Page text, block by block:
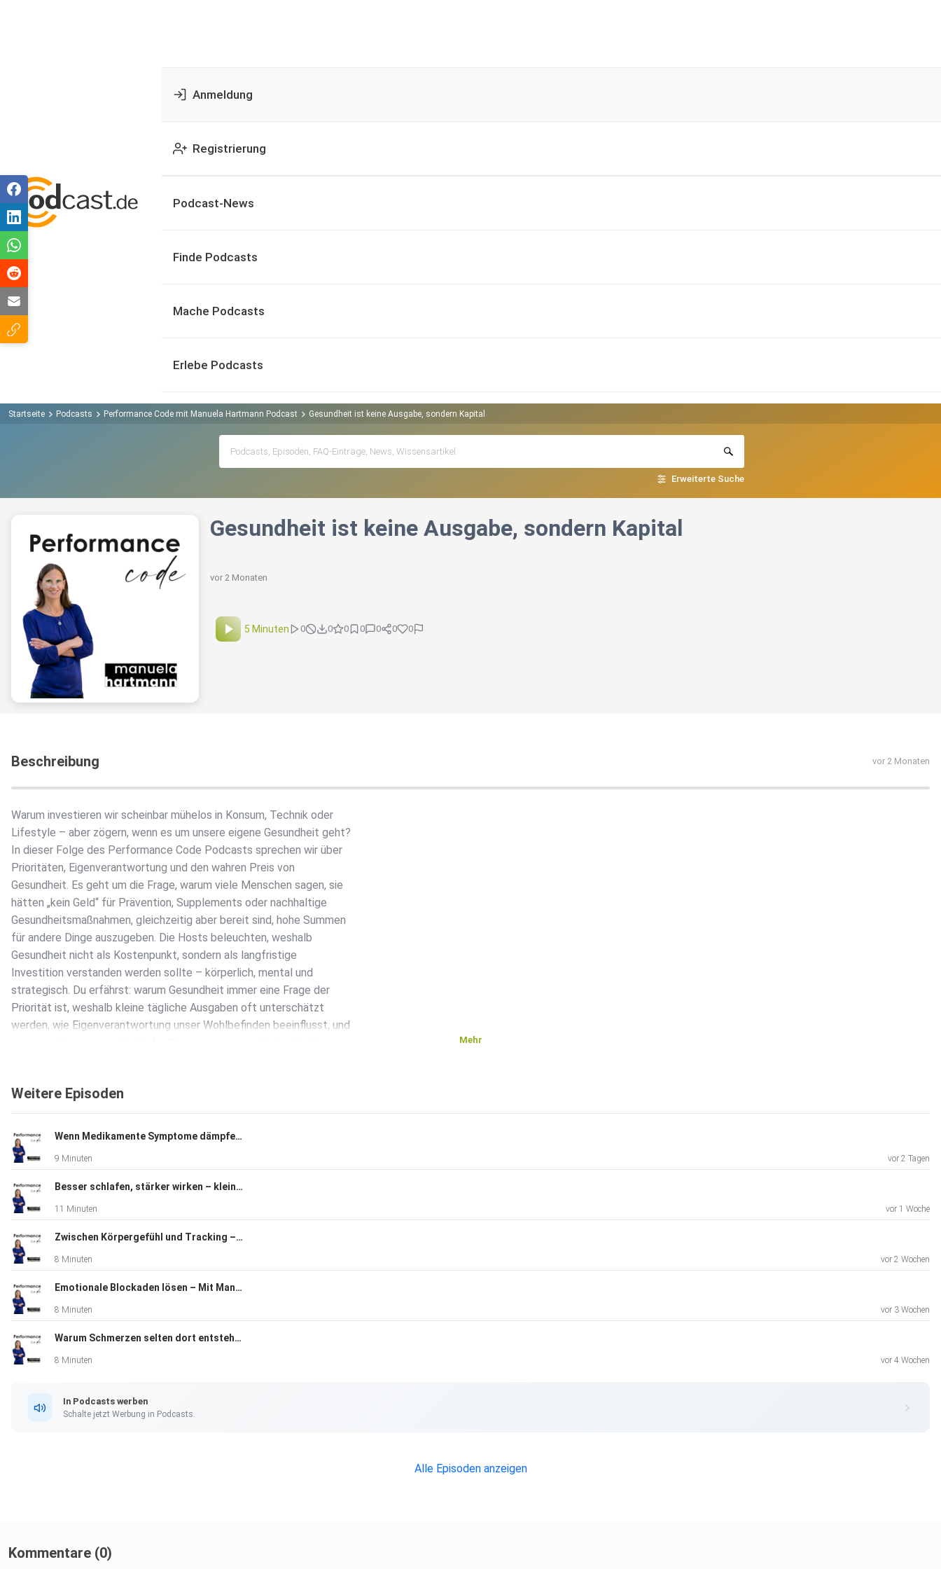
Anmeldung
Registrierung
Podcast-News
Finde Podcasts
Mache Podcasts
Erlebe Podcasts
Startseite Podcasts Performance Code mit Manuela Hartmann Podcast Gesundheit ist keine Ausgabe, sondern Kapital
Erweiterte Suche
Gesundheit ist keine Ausgabe, sondern Kapital
vor 2 Monaten
5 Minuten 0 0 0 0 0 0 0
Beschreibung vor 2 Monaten
Warum investieren wir scheinbar mühelos in Konsum, Technik oder
Lifestyle – aber zögern, wenn es um unsere eigene Gesundheit geht?
In dieser Folge des Performance Code Podcasts sprechen wir über
Prioritäten, Eigenverantwortung und den wahren Preis von
Gesundheit. Es geht um die Frage, warum viele Menschen sagen, sie
hätten „kein Geld“ für Prävention, Supplements oder nachhaltige
Gesundheitsmaßnahmen, gleichzeitig aber bereit sind, hohe Summen
für andere Dinge auszugeben. Die Hosts beleuchten, weshalb
Gesundheit nicht als Kostenpunkt, sondern als langfristige
Investition verstanden werden sollte – körperlich, mental und
strategisch. Du erfährst: warum Gesundheit immer eine Frage der
Priorität ist, weshalb kleine tägliche Ausgaben oft unterschätzt
werden, wie Eigenverantwortung unser Wohlbefinden beeinflusst, und
Mehr
Weitere Episoden
Wenn Medikamente Symptome dämpfen, aber Ursachen bleiben
9 Minuten vor 2 Tagen
Besser schlafen, stärker wirken – kleine Veränderungen mit großer Wirkung
11 Minuten vor 1 Woche
Zwischen Körpergefühl und Tracking – Wie viel Technik braucht gesunde Performance?
8 Minuten vor 2 Wochen
Emotionale Blockaden lösen – Mit Manuela Hartmann alte Muster nachhaltig auflösen
8 Minuten vor 3 Wochen
Warum Schmerzen selten dort entstehen, wo sie wehtun
8 Minuten vor 4 Wochen
In Podcasts werben
Schalte jetzt Werbung in Podcasts.
Alle Episoden anzeigen
Kommentare (0)